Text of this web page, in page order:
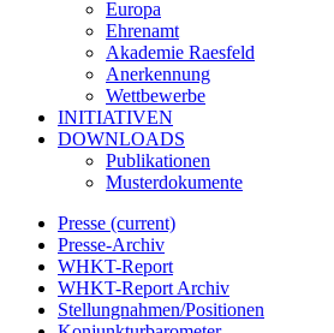
Europa
Ehrenamt
Akademie Raesfeld
Anerkennung
Wettbewerbe
INITIATIVEN
DOWNLOADS
Publikationen
Musterdokumente
Presse (current)
Presse-Archiv
WHKT-Report
WHKT-Report Archiv
Stellungnahmen/Positionen